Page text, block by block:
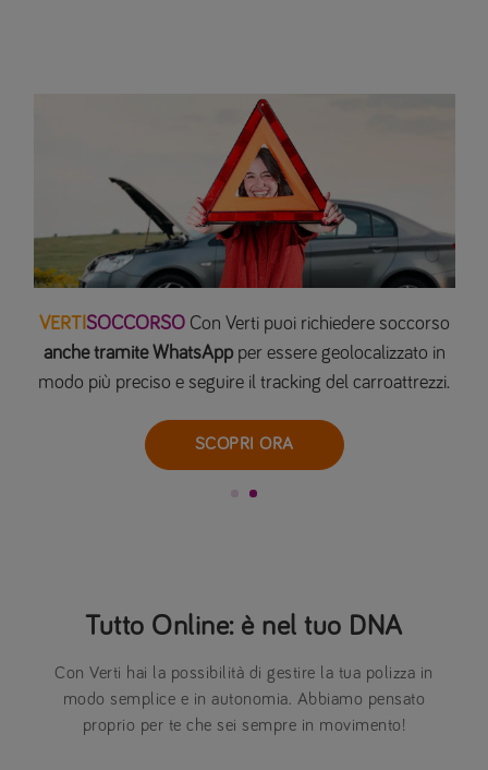
VERTI SOCCORSOCon Verti puoi richiedere soccorso
anche tramite WhatsAppper essere geolocalizzato in
modo più preciso e seguire il tracking del carroattrezzi.
SCOPRI ORA
Tutto Online: è nel tuo DNA
Con Verti hai la possibilità di gestire la tua polizza in
modo semplice e in autonomia. Abbiamo pensato
proprio per te che sei sempre in movimento!